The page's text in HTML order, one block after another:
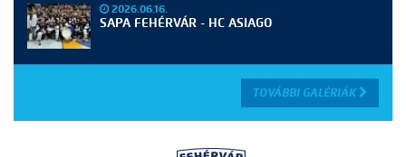
2026.06.16.
SAPA FEHÉRVÁR - HC ASIAGO
TOVÁBBI GALÉRIÁK